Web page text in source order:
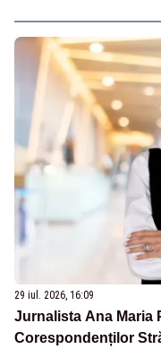
29 iul. 2026, 16:09
Jurnalista Ana Maria
Corespondenților